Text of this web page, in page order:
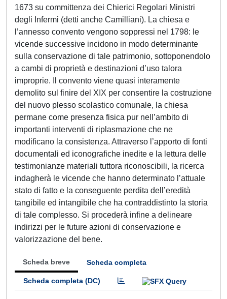
1673 su committenza dei Chierici Regolari Ministri
degli Infermi (detti anche Camilliani). La chiesa e
l’annesso convento vengono soppressi nel 1798: le
vicende successive incidono in modo determinante
sulla conservazione di tale patrimonio, sottoponendolo
a cambi di proprietà e destinazioni d’uso talora
improprie. Il convento viene quasi interamente
demolito sul finire del XIX per consentire la costruzione
del nuovo plesso scolastico comunale, la chiesa
permane come presenza fisica pur nell’ambito di
importanti interventi di riplasmazione che ne
modificano la consistenza. Attraverso l’apporto di fonti
documentali ed iconografiche inedite e la lettura delle
testimonianze materiali tuttora riconoscibili, la ricerca
indagherà le vicende che hanno determinato l’attuale
stato di fatto e la conseguente perdita dell’eredità
tangibile ed intangibile che ha contraddistinto la storia
di tale complesso. Si procederà infine a delineare
indirizzi per le future azioni di conservazione e
valorizzazione del bene.
Scheda breve Scheda completa
Scheda completa (DC)